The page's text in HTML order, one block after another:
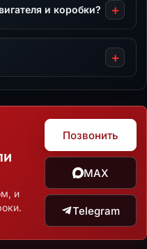
и коробки?
и
Позвонить
MAX
Telegram